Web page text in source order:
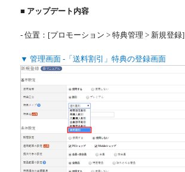
■ アップデート内容
- 位置：[プロモーション > 特典管理 > 新規登録]
▼ 管理画面 -「送料割引」特典の登録画面